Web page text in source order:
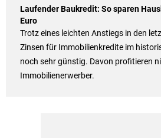
Laufender Baukredit: So sparen
Euro
Trotz eines leichten Anstiegs in den
Zinsen für Immobilienkredite im
noch sehr günstig. Davon profitieren
Immobilienerwerber.